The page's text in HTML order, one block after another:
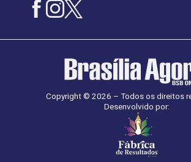
Copyright © 2026 – Todos os direitos
Desenvolvido por: